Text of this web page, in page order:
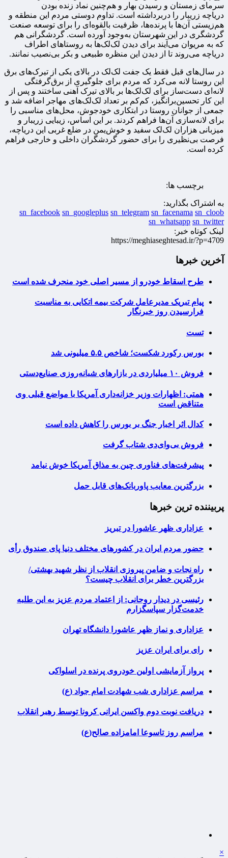
سرمای زمستان و رسیدن بهار و هم‌چنین نماد زنده بودن
دریاچه زریبار را دربرداشته است. تداوم دوستی مردم این منطقه و
هم‌زیستی آن‌ها با پرنده‌ها، ظرفیت بالقوه‌ای را برای توسعه صنعت
گردشگری در این شهرستان به‌وجود آورده است. گردشگرانی هم
که به مریوان می‌آیند برای دیدن لک‌لک‌ها به روستاهای اطراف
دریاچه می‌روند تا از دیدن این منظره طبیعی و بکر بی‌نصیب نمانند.
در سال‌های قبل فقط یک جفت لک‌لک در بالای یکی از تیرک‌های برق
این روستا لانه می‌کرد که مردم برای جلوگیری از برق‌گرفتگی
لانه‌ای دست‌ساز برای لک‌لک‌ها بر بالای تیرک آهنی ساختند و پس از
این کار تحسین‌برانگیز، کم‌کم بر تعداد لک‌لک‌های مهاجر اضافه شد و
جمعی از جوانان روستا در ابتکاری خودجوش، محل‌های مناسبی را
برای لانه‌سازی آن‌ها فراهم کردند. بر این اساس، زیبایی زریبار و
میزبانی هزاران لک‌لک سفید و خوش‌یمن در ضلع غربی این دریاچه،
فرصت بی‌نظیری را برای حضور گردشگران داخلی و خارجی فراهم
کرده است.
برچسب ها:
به اشتراک بگذارید:
sn_facebook sn_googleplus sn_telegram sn_facenama sn_cloob
sn_whatsapp sn_twitter
لینک کوتاه خبر:
https://meghiaseghtesad.ir/?p=4709
آخرین خبرها
طرح اسقاط خودرو از مسیر اصلی خود منحرف شده است
پیام تبریک مدیرعامل شرکت بیمه اتکایی به مناسبت
فرارسیدن روز خبرنگار
تست
بورس رکورد شکست؛ شاخص ۵.۵ میلیونی شد
فروش ۱۰ میلیاردی در بازارهای شبانه‌روزی صنایع‌دستی
همتی: اظهارات وزیر خزانه‌داری آمریکا با مواضع قبلی وی
متناقض است
کدال اثر اخبار جنگ بر بورس را کاهش داده است
فروش بی‌وای‌دی شتاب گرفت
پیشرفت‌های فناوری چین به مذاق آمریکا خوش نیامد
بزرگترین معایب پاوربانک‌های قابل حمل
پربیننده ترین خبرها
عزاداری ظهر عاشورا در تبریز
حضور مردم ایران در کشورهای مختلف دنیا پای صندوق رأی
راه نجات و ضامن پیروزی انقلاب از نظر شهید بهشتی/
بزرگترین خطر برای انقلاب چیست؟
رئیسی در دیدار روحانی: از اعتماد مردم عزیز به این طلبه
خدمت‌گزار سپاسگزارم
عزاداری و نماز ظهر عاشورا دانشگاه تهران
رای برای ایران عزیز
پرواز آزمایشی اولین خودروی پرنده در اسلواکی
مراسم عزاداری شب شهادت امام جواد (ع)
دریافت نوبت دوم واکسن ایرانی کرونا توسط رهبر انقلاب
مراسم روز تاسوعا امامزاده صالح(ع)
×